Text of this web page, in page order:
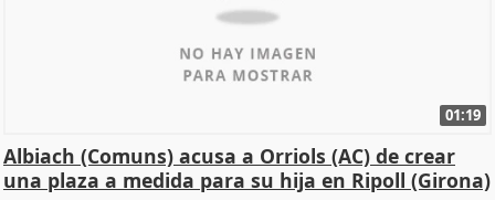
01:19
Albiach (Comuns) acusa a Orriols (AC) de crear
una plaza a medida para su hija en Ripoll (Girona)